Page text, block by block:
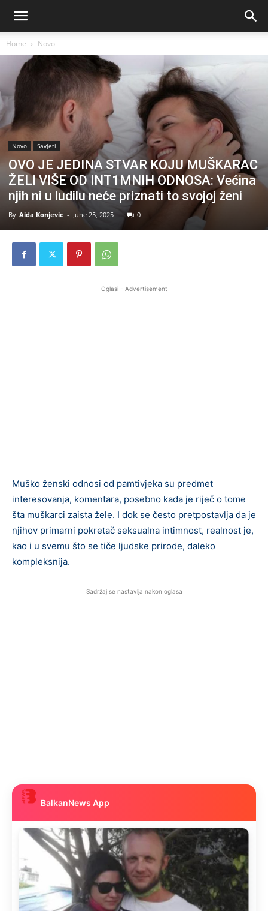
Home Novo
Novo Savjeti
OVO JE JEDINA STVAR KOJU MUŠKARAC
ŽELI VIŠE OD INT1MNIH ODNOSA: Većina
njih ni u ludilu neće priznati to svojoj ženi
By Aida Konjevic - June 25, 2025 0
Oglasi - Advertisement
Muško ženski odnosi od pamtivjeka su predmet
interesovanja, komentara, posebno kada je riječ o tome
šta muškarci zaista žele. I dok se često pretpostavlja da je
njihov primarni pokretač seksualna intimnost, realnost je,
kao i u svemu što se tiče ljudske prirode, daleko
kompleksnija.
Sadržaj se nastavlja nakon oglasa
BalkanNews App